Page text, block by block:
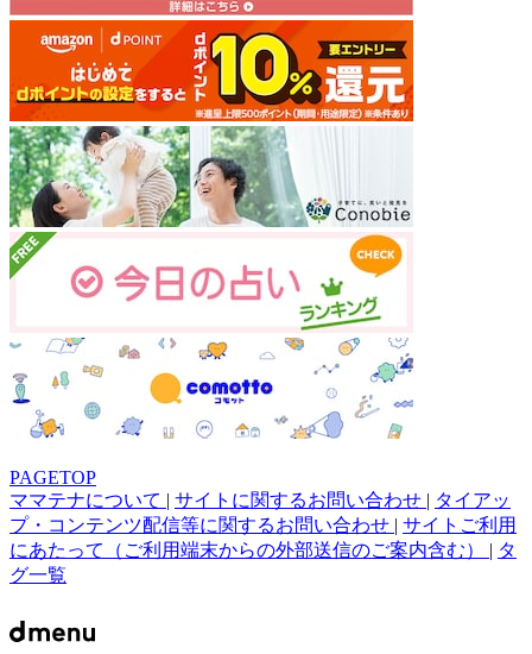
PAGETOP
ママテナについて | サイトに関するお問い合わせ | タイアッ
プ・コンテンツ配信等に関するお問い合わせ | サイトご利用
にあたって（ご利用端末からの外部送信のご案内含む） | タ
グ一覧